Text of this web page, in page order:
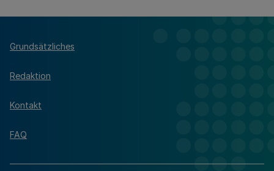
Grundsätzliches
Redaktion
Kontakt
FAQ